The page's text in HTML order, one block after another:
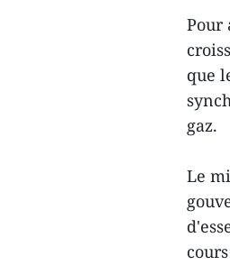
Pour
que
gaz.
Le